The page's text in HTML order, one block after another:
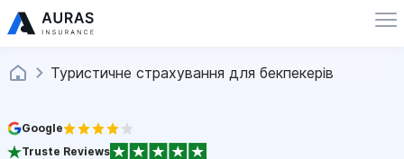
Туристичне страхування для бекпекерів
Google
Truste Reviews